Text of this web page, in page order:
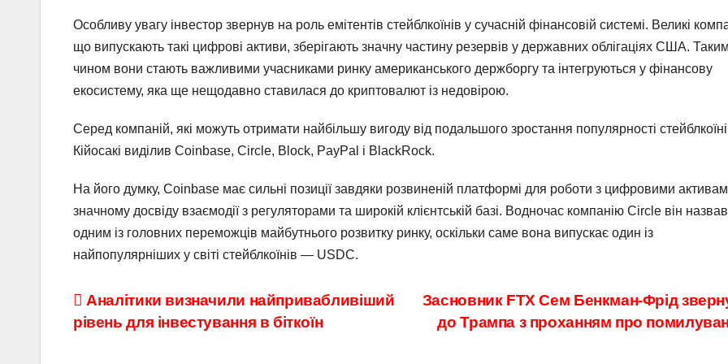
Особливу увагу інвестор звернув на роль емітентів стейблкоїнів у сучасній фінансовій системі. Великі
що випускають такі цифрові активи, зберігають значну частину резервів у державних облігаціях США. Таким
чином вони стають важливими учасниками ринку американського держборгу та інтегруються у фінансову
екосистему, яка ще нещодавно ставилася до криптовалют із недовірою.
Серед компаній, які можуть отримати найбільшу вигоду від подальшого зростання популярності
Кійосакі виділив Coinbase, Circle, Block, PayPal і BlackRock.
На його думку, Coinbase має сильні позиції завдяки розвиненій платформі для роботи з цифровими
значному досвіду взаємодії з регуляторами та широкій клієнтській базі. Водночас компанію Circle він назвав
одним із головних переможців майбутнього розвитку ринку, оскільки саме вона випускає один із
найпопулярніших у світі стейблкоїнів — USDC.
Навігація
записів
Засновник FTX Сем Бенкман-Фрід
до Трампа з проханням про
Аналітики визначили найпривабливіший
рівень для інвестування в біткоїн